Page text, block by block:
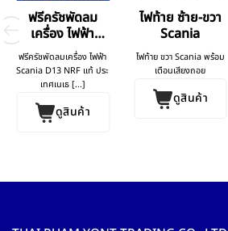
ฟรีครัชพัดลม
เครื่อง ไฟฟ้า
Scania D13
ฟรีครัชพัดลมเครื่อง ไฟฟ้า
Scania D13 NRF แท้ ประ
เทศเนเธ [...]
ดูสินค้า
ไฟท้าย ซ้าย-ขวา
Scania
ไฟท้าย ขวา Scania พร้อม
เตือนเสียงถอย
ดูสินค้า